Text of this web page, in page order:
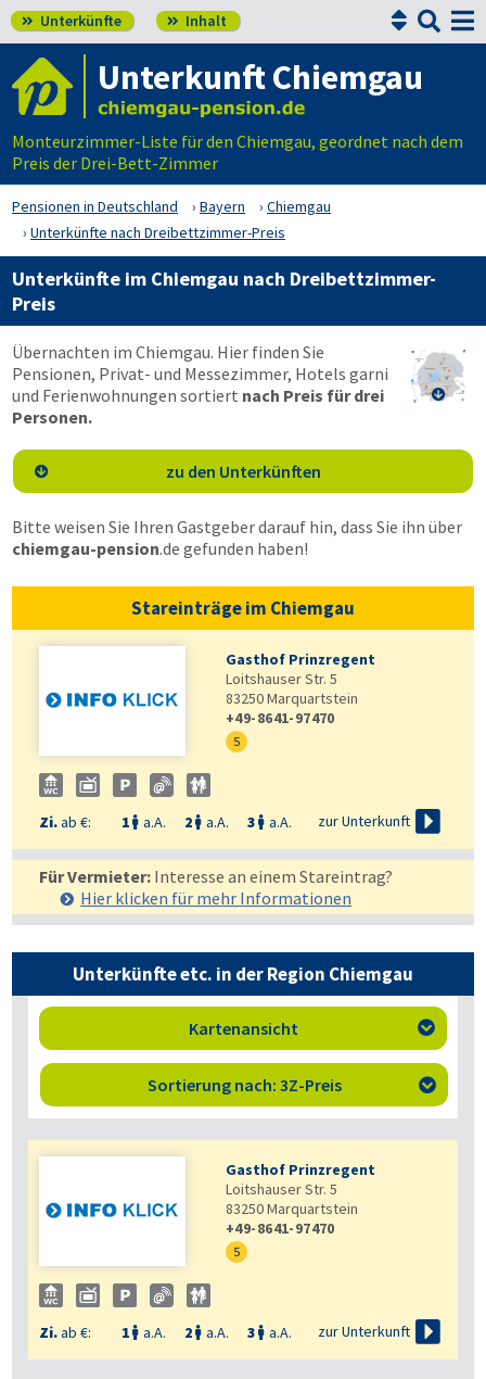
 Unterkünfte  Inhalt 

Unterkunft Chiemgau
Monteurzimmer-Liste für den Chiemgau, geordnet nach dem
Preis der Drei-Bett-Zimmer
Pensionen in Deutschland Bayern
Chiemgau
Unterkünfte nach Dreibettzimmer-Preis
Unterkünfte im Chiemgau nach Dreibettzimmer-
Preis

Übernachten im Chiemgau. Hier finden Sie
Pensionen, Privat- und Messezimmer, Hotels garni
und Ferienwohnungen sortiert nach Preis für drei
Personen.
 zu den Unterkünften
Bitte weisen Sie Ihren Gastgeber darauf hin, dass Sie ihn über
chiemgau-pension.de gefunden haben!
Stareinträge im Chiemgau
Gasthof Prinzregent
Loitshauser Str. 5
83250Marquartstein
+49-8641-97470
5
Zi.ab €: 1  a.A. 2  a.A. 3  a.A. zur Unterkunft 
Für Vermieter: Interesse an einem Stareintrag?
Hier klicken für mehr Informationen
Unterkünfte etc. in der Region Chiemgau
Kartenansicht 
Sortierung nach: 3Z-Preis 
Gasthof Prinzregent
Loitshauser Str. 5
83250Marquartstein
+49-8641-97470
5
Zi.ab €: 1  a.A. 2  a.A. 3  a.A. zur Unterkunft 